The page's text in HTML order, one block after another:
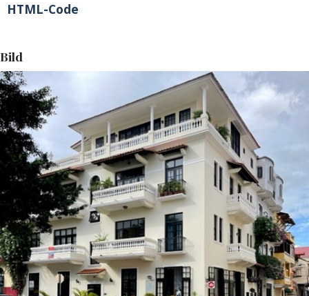
HTML-Code
Bild